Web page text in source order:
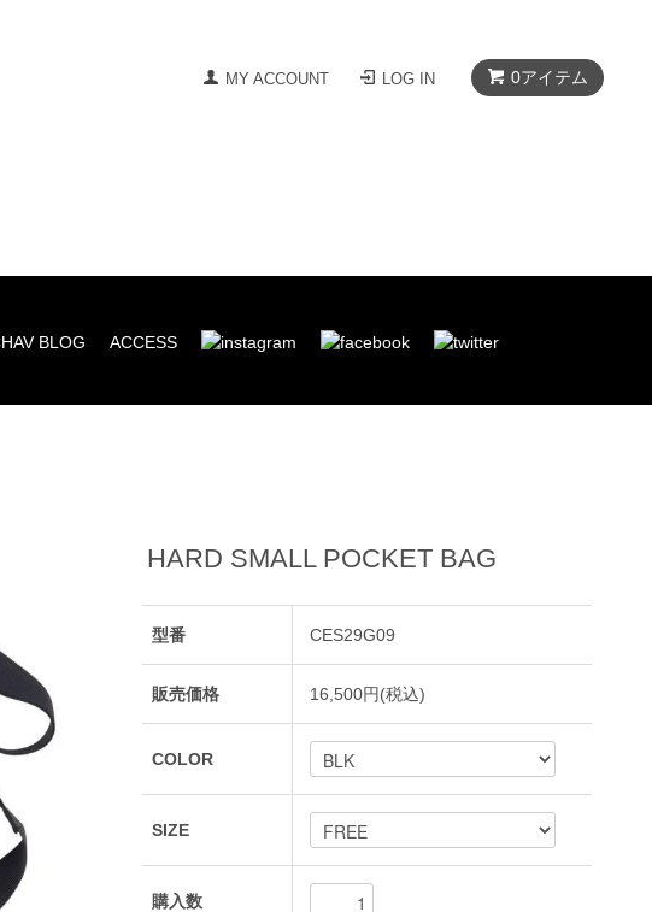
0アイテム
MY ACCOUNT LOG IN
BLOG ACCESS
HARD SMALL POCKET BAG
型番 CES29G09
販売価格 16,500円(税込)
COLOR
SIZE
購入数